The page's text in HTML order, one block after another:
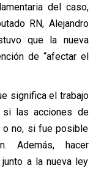
del caso,
RN, Alejandro
que la nueva
de “afectar el
significa el trabajo
si las acciones de
o no, si fue posible
Además, hacer
a la nueva ley